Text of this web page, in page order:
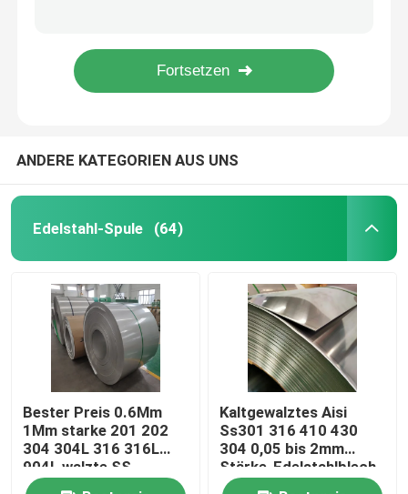
Edelstahlblech-Platte
Edelstahl gegen Gelbfärbung
Antibakteriell aus Edelstahl
Edelstahl geschweißtes Rohr
Edelstahl-Rundeisen
Edelstahl-Kanal
ANDERE KATEGORIEN AUS UNS
Edelstahl-Spule (64)
Bester Preis 0.6Mm
1Mm starke 201 202
304 304L 316 316L
904L walzte SS-
Edelstahl-Spulen-Blatt
Kaltgewalztes Aisi
Ss301 316 410 430
304 0,05 bis 2mm
Stärke-Edelstahlblech-
Spule